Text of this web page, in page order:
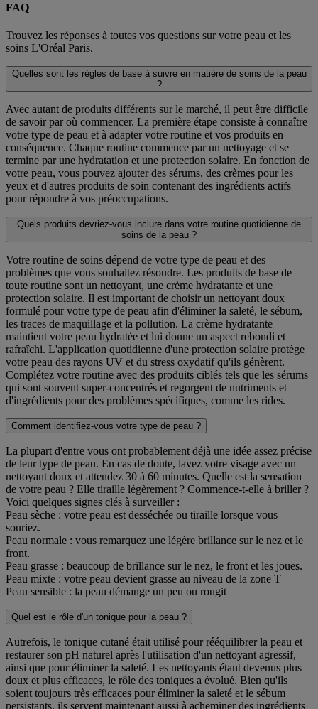
FAQ
Trouvez les réponses à toutes vos questions sur votre peau et les
soins L'Oréal Paris.
Quelles sont les règles de base à suivre en matière de soins de la peau
?
Avec autant de produits différents sur le marché, il peut être difficile
de savoir par où commencer. La première étape consiste à connaître
votre type de peau et à adapter votre routine et vos produits en
conséquence. Chaque routine commence par un nettoyage et se
termine par une hydratation et une protection solaire. En fonction de
votre peau, vous pouvez ajouter des sérums, des crèmes pour les
yeux et d'autres produits de soin contenant des ingrédients actifs
pour répondre à vos préoccupations.
Quels produits devriez-vous inclure dans votre routine quotidienne de
soins de la peau ?
Votre routine de soins dépend de votre type de peau et des
problèmes que vous souhaitez résoudre. Les produits de base de
toute routine sont un nettoyant, une crème hydratante et une
protection solaire. Il est important de choisir un nettoyant doux
formulé pour votre type de peau afin d'éliminer la saleté, le sébum,
les traces de maquillage et la pollution. La crème hydratante
maintient votre peau hydratée et lui donne un aspect rebondi et
rafraîchi. L'application quotidienne d'une protection solaire protège
votre peau des rayons UV et du stress oxydatif qu'ils génèrent.
Complétez votre routine avec des produits ciblés tels que les sérums
qui sont souvent super-concentrés et regorgent de nutriments et
d'ingrédients pour des problèmes spécifiques, comme les rides.
Comment identifiez-vous votre type de peau ?
La plupart d'entre vous ont probablement déjà une idée assez précise
de leur type de peau. En cas de doute, lavez votre visage avec un
nettoyant doux et attendez 30 à 60 minutes. Quelle est la sensation
de votre peau ? Elle tiraille légèrement ? Commence-t-elle à briller ?
Voici quelques signes clés à surveiller :
Peau sèche : votre peau est desséchée ou tiraille lorsque vous
souriez.
Peau normale : vous remarquez une légère brillance sur le nez et le
front.
Peau grasse : beaucoup de brillance sur le nez, le front et les joues.
Peau mixte : votre peau devient grasse au niveau de la zone T
Peau sensible : la peau démange un peu ou rougit
Quel est le rôle d'un tonique pour la peau ?
Autrefois, le tonique cutané était utilisé pour rééquilibrer la peau et
restaurer son pH naturel après l'utilisation d'un nettoyant agressif,
ainsi que pour éliminer la saleté. Les nettoyants étant devenus plus
doux et plus efficaces, le rôle des toniques a évolué. Bien qu'ils
soient toujours très efficaces pour éliminer la saleté et le sébum
persistants, ils servent maintenant aussi à acheminer des ingrédients